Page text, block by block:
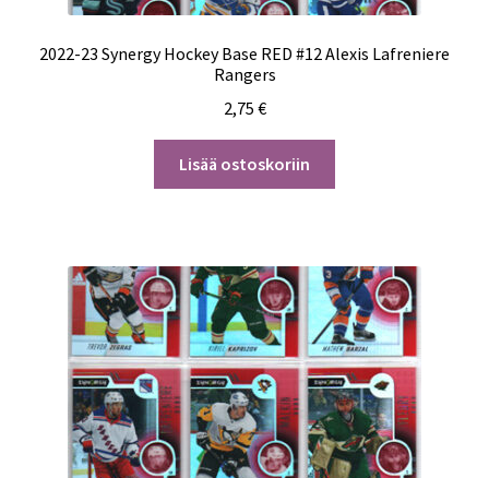
2022-23 Synergy Hockey Base RED #12 Alexis Lafreniere
Rangers
2,75 €
Lisää ostoskoriin